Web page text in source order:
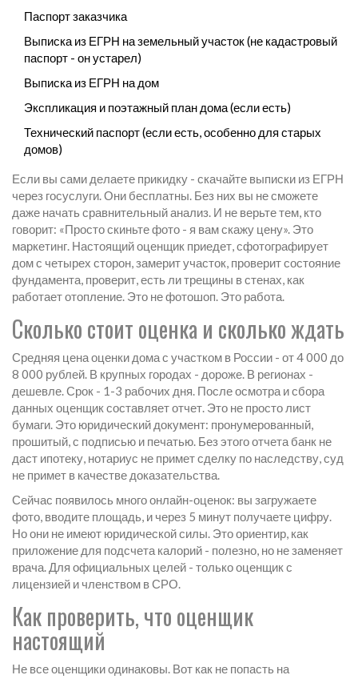
Паспорт заказчика
Выписка из ЕГРН на земельный участок (не кадастровый
паспорт - он устарел)
Выписка из ЕГРН на дом
Экспликация и поэтажный план дома (если есть)
Технический паспорт (если есть, особенно для старых
домов)
Если вы сами делаете прикидку - скачайте выписки из ЕГРН
через госуслуги. Они бесплатны. Без них вы не сможете
даже начать сравнительный анализ. И не верьте тем, кто
говорит: «Просто скиньте фото - я вам скажу цену». Это
маркетинг. Настоящий оценщик приедет, сфотографирует
дом с четырех сторон, замерит участок, проверит состояние
фундамента, проверит, есть ли трещины в стенах, как
работает отопление. Это не фотошоп. Это работа.
Сколько стоит оценка и сколько ждать
Средняя цена оценки дома с участком в России - от 4 000 до
8 000 рублей. В крупных городах - дороже. В регионах -
дешевле. Срок - 1-3 рабочих дня. После осмотра и сбора
данных оценщик составляет отчет. Это не просто лист
бумаги. Это юридический документ: пронумерованный,
прошитый, с подписью и печатью. Без этого отчета банк не
даст ипотеку, нотариус не примет сделку по наследству, суд
не примет в качестве доказательства.
Сейчас появилось много онлайн-оценок: вы загружаете
фото, вводите площадь, и через 5 минут получаете цифру.
Но они не имеют юридической силы. Это ориентир, как
приложение для подсчета калорий - полезно, но не заменяет
врача. Для официальных целей - только оценщик с
лицензией и членством в СРО.
Как проверить, что оценщик
настоящий
Не все оценщики одинаковы. Вот как не попасть на